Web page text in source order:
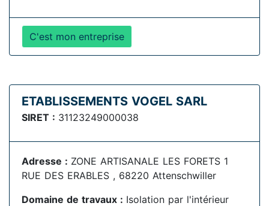
C'est mon entreprise
ETABLISSEMENTS VOGEL SARL
SIRET : 31123249000038
Adresse : ZONE ARTISANALE LES FORETS 1
RUE DES ERABLES , 68220 Attenschwiller
Domaine de travaux : Isolation par l'intérieur